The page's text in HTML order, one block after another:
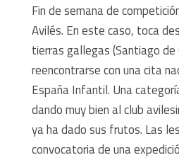
Fin de semana de
Avilés. En este caso, toca
tierras gallegas (Santiago
reencontrarse con una cita
España Infantil. Una
dando muy bien al club
ya ha dado sus frutos. Las
convocatoria de una